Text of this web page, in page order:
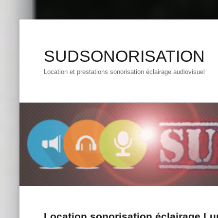
SUDSONORISATION
Location et prestations sonorisation éclairage audiovisuel